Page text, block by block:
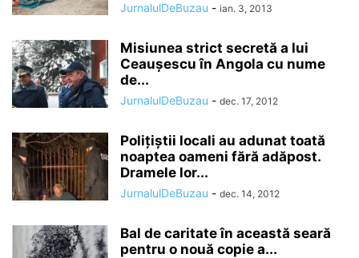
JurnalulDeBuzau - ian. 3, 2013
Misiunea strict secretă a lui
Ceaușescu în Angola cu nume
de...
JurnalulDeBuzau - dec. 17, 2012
Poliţiştii locali au adunat toată
noaptea oameni fără adăpost.
Dramele lor...
JurnalulDeBuzau - dec. 14, 2012
Bal de caritate în această seară
pentru o nouă copie a...